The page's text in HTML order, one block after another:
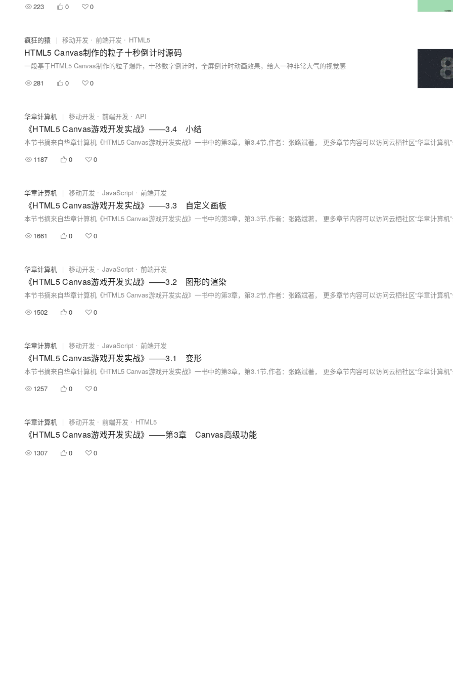
223 0 0
疯狂的猿 | 移动开发 前端开发 HTML5
HTML5 Canvas制作的粒子十秒倒计时源码
一段基于HTML5 Canvas制作的粒子爆炸，十秒数字倒计时，全屏倒计时动画效果，给人一种非常大气的视觉感
281
0 0
华章计算机 | 移动开发 前端开发 API
《HTML5 Canvas游戏开发实战》——3.4 小结
1187
0 0
华章计算机 | 移动开发 JavaScript 前端开发
《HTML5 Canvas游戏开发实战》——3.3 自定义画板
1661
0 0
华章计算机 | 移动开发 JavaScript 前端开发
《HTML5 Canvas游戏开发实战》——3.2 图形的渲染
1502
0 0
华章计算机 | 移动开发 JavaScript 前端开发
《HTML5 Canvas游戏开发实战》——3.1 变形
1257
0 0
华章计算机 | 移动开发 前端开发 HTML5
《HTML5 Canvas游戏开发实战》——第3章 Canvas高级功能
1307 0 0